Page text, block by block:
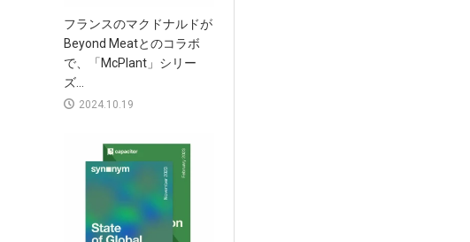
フランスのマクドナルドが
Beyond Meatとのコラボ
で、「McPlant」シリー
ズ...
2024.10.19